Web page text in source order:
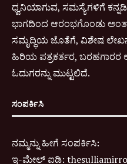
ಧ್ವನಿಯಾಗುವ, ಸಮಸ್ಯೆಗಳಿಗೆ
ಭಾಗದಿಂದ ಆರಂಭಗೊಂಡು
ಸಮೃದ್ಧಿಯ ಜೊತೆಗೆ, ವಿಶೇಷ
ಹಿರಿಯ ಪತ್ರಕರ್ತರ, ಬರಹಗಾರರ
ಓದುಗರನ್ನು ಮುಟ್ಟಲಿದೆ.
ಸಂಪರ್ಕಿಸಿ
ನಮ್ಮನ್ನು ಹೀಗೆ ಸಂಪರ್ಕಿಸಿ:
ಇ-ಮೇಲ್ ಐಡಿ: